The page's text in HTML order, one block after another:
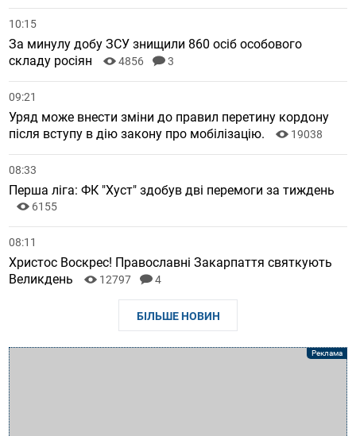
10:15
За минулу добу ЗСУ знищили 860 осіб особового
складу росіян
4856 3
09:21
Уряд може внести зміни до правил перетину кордону
після вступу в дію закону про мобілізацію.
19038
08:33
Перша ліга: ФК "Хуст" здобув дві перемоги за тиждень
6155
08:11
Христос Воскрес! Православні Закарпаття святкують
Великдень
12797 4
БІЛЬШЕ НОВИН